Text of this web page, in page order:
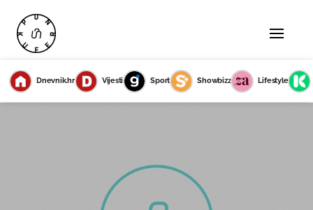
Dnevnik.hr Vijesti Sport Showbizz Lifestyle